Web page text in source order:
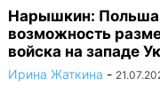
Нарышкин: Польша
возможность
войска на западе
Ирина Жаткина -